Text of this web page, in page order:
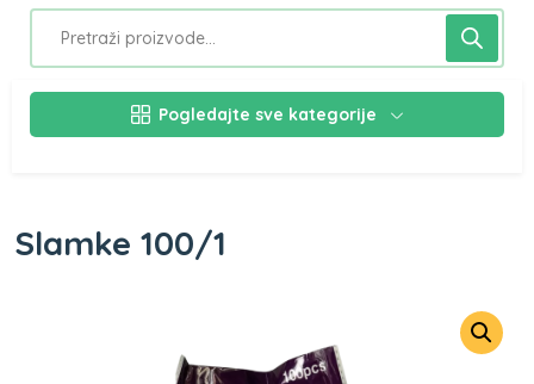
Pogledajte sve kategorije
Slamke 100/1